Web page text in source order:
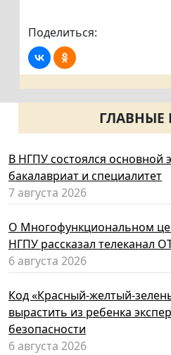
Поделиться:
ГЛАВНЫЕ
В НГПУ состоялся основной
бакалавриат и специалитет
7 августа 2026
О Многофункциональном
НГПУ рассказал телеканал
6 августа 2026
Код «Красный-желтый-
вырастить из ребенка
безопасности
6 августа 2026